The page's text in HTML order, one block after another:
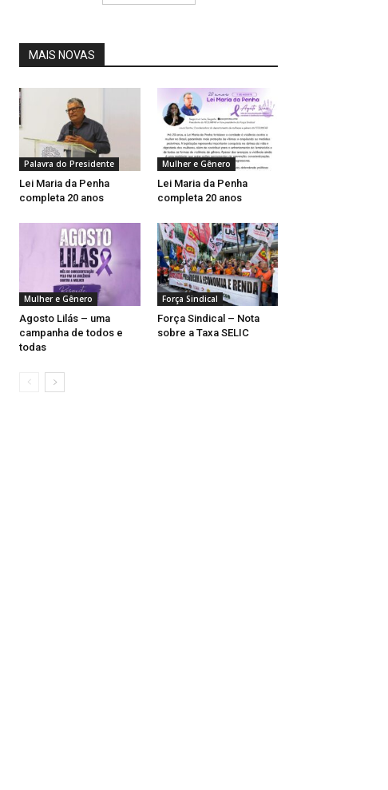
MAIS NOVAS
Palavra do Presidente
Lei Maria da Penha
completa 20 anos
Mulher e Gênero
Lei Maria da Penha
completa 20 anos
Mulher e Gênero
Agosto Lilás – uma
campanha de todos e
todas
Força Sindical
Força Sindical – Nota
sobre a Taxa SELIC